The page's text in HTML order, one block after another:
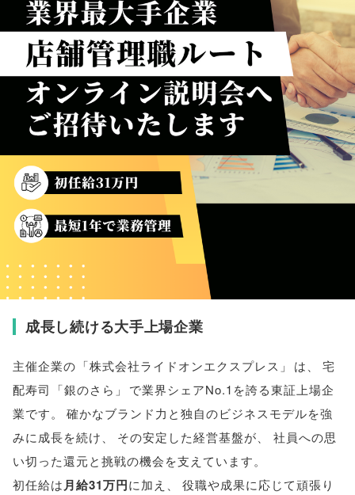
成長し続ける大手上場企業
主催企業の 「株式会社ライドオンエクスプレス 」 は、
宅
配寿司
「銀のさら 」
で業界シェアNo.1を誇る東証上場企
業です。
確かなブランド力と独自のビジネスモデルを強
みに成長を続け、 その安定した経営基盤が、
社員への思
い切った還元と挑戦の機会を支えています。
初任給は月給31万円に加え 、
役職や成果に応じて頑張り